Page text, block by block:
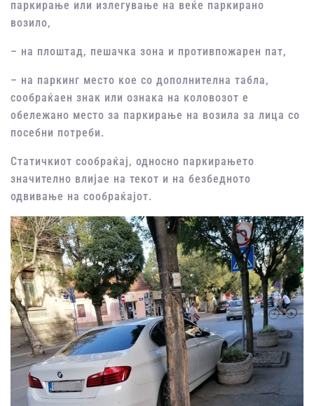
паркирање или излегување на веќе паркирано
возило,
– на плоштад, пешачка зона и противпожарен пат,
– на паркинг место кое со дополнителна табла,
сообраќаен знак или ознака на коловозот е
обележано место за паркирање на возила за лица со
посебни потреби.
Статичкиот сообраќај, односно паркирањето
значително влијае на текот и на безбедното
одвивање на сообраќајот.